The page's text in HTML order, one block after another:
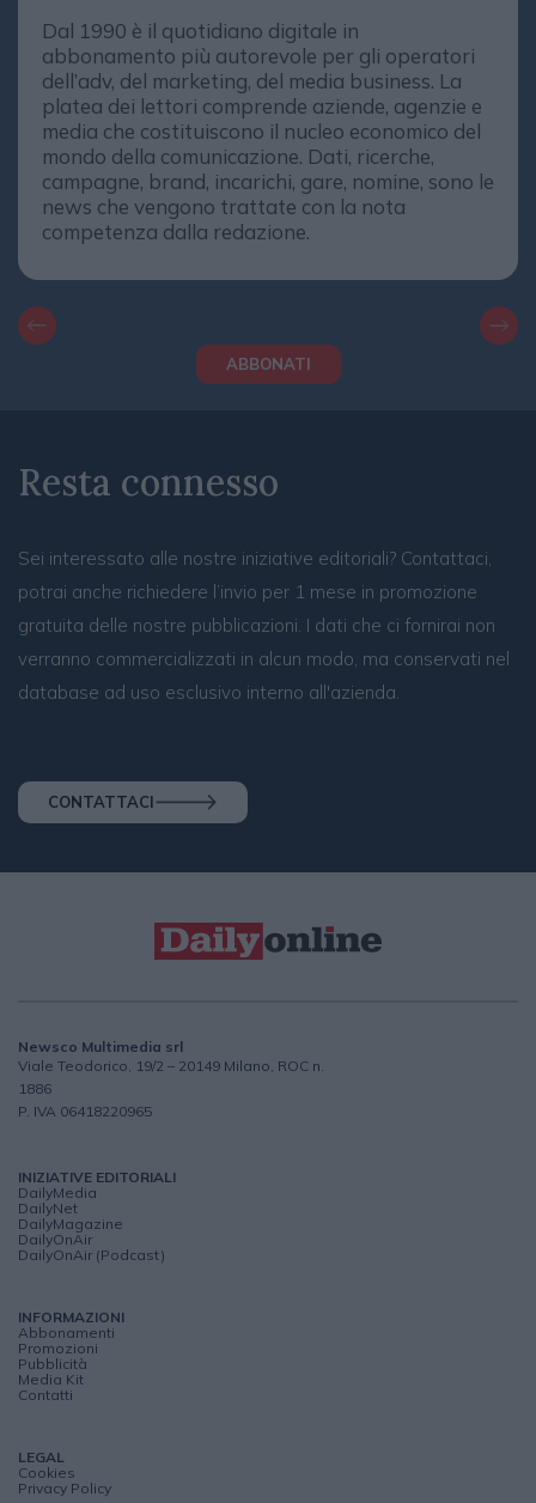
Dal 1990 è il quotidiano digitale in
abbonamento più autorevole per gli operatori
dell’adv, del marketing, del media business. La
platea dei lettori comprende aziende, agenzie e
media che costituiscono il nucleo economico del
mondo della comunicazione. Dati, ricerche,
campagne, brand, incarichi, gare, nomine, sono le
news che vengono trattate con la nota
competenza dalla redazione.
ABBONATI
Resta connesso
Sei interessato alle nostre iniziative editoriali? Contattaci,
potrai anche richiedere l’invio per 1 mese in promozione
gratuita delle nostre pubblicazioni. I dati che ci fornirai non
verranno commercializzati in alcun modo, ma conservati nel
database ad uso esclusivo interno all'azienda.
CONTATTACI
Newsco Multimedia srl
Viale Teodorico, 19/2 – 20149 Milano, ROC n.
1886
P. IVA 06418220965
INIZIATIVE EDITORIALI
DailyMedia
DailyNet
DailyMagazine
DailyOnAir
DailyOnAir (Podcast)
INFORMAZIONI
Abbonamenti
Promozioni
Pubblicità
Media Kit
Contatti
LEGAL
Cookies
Privacy Policy